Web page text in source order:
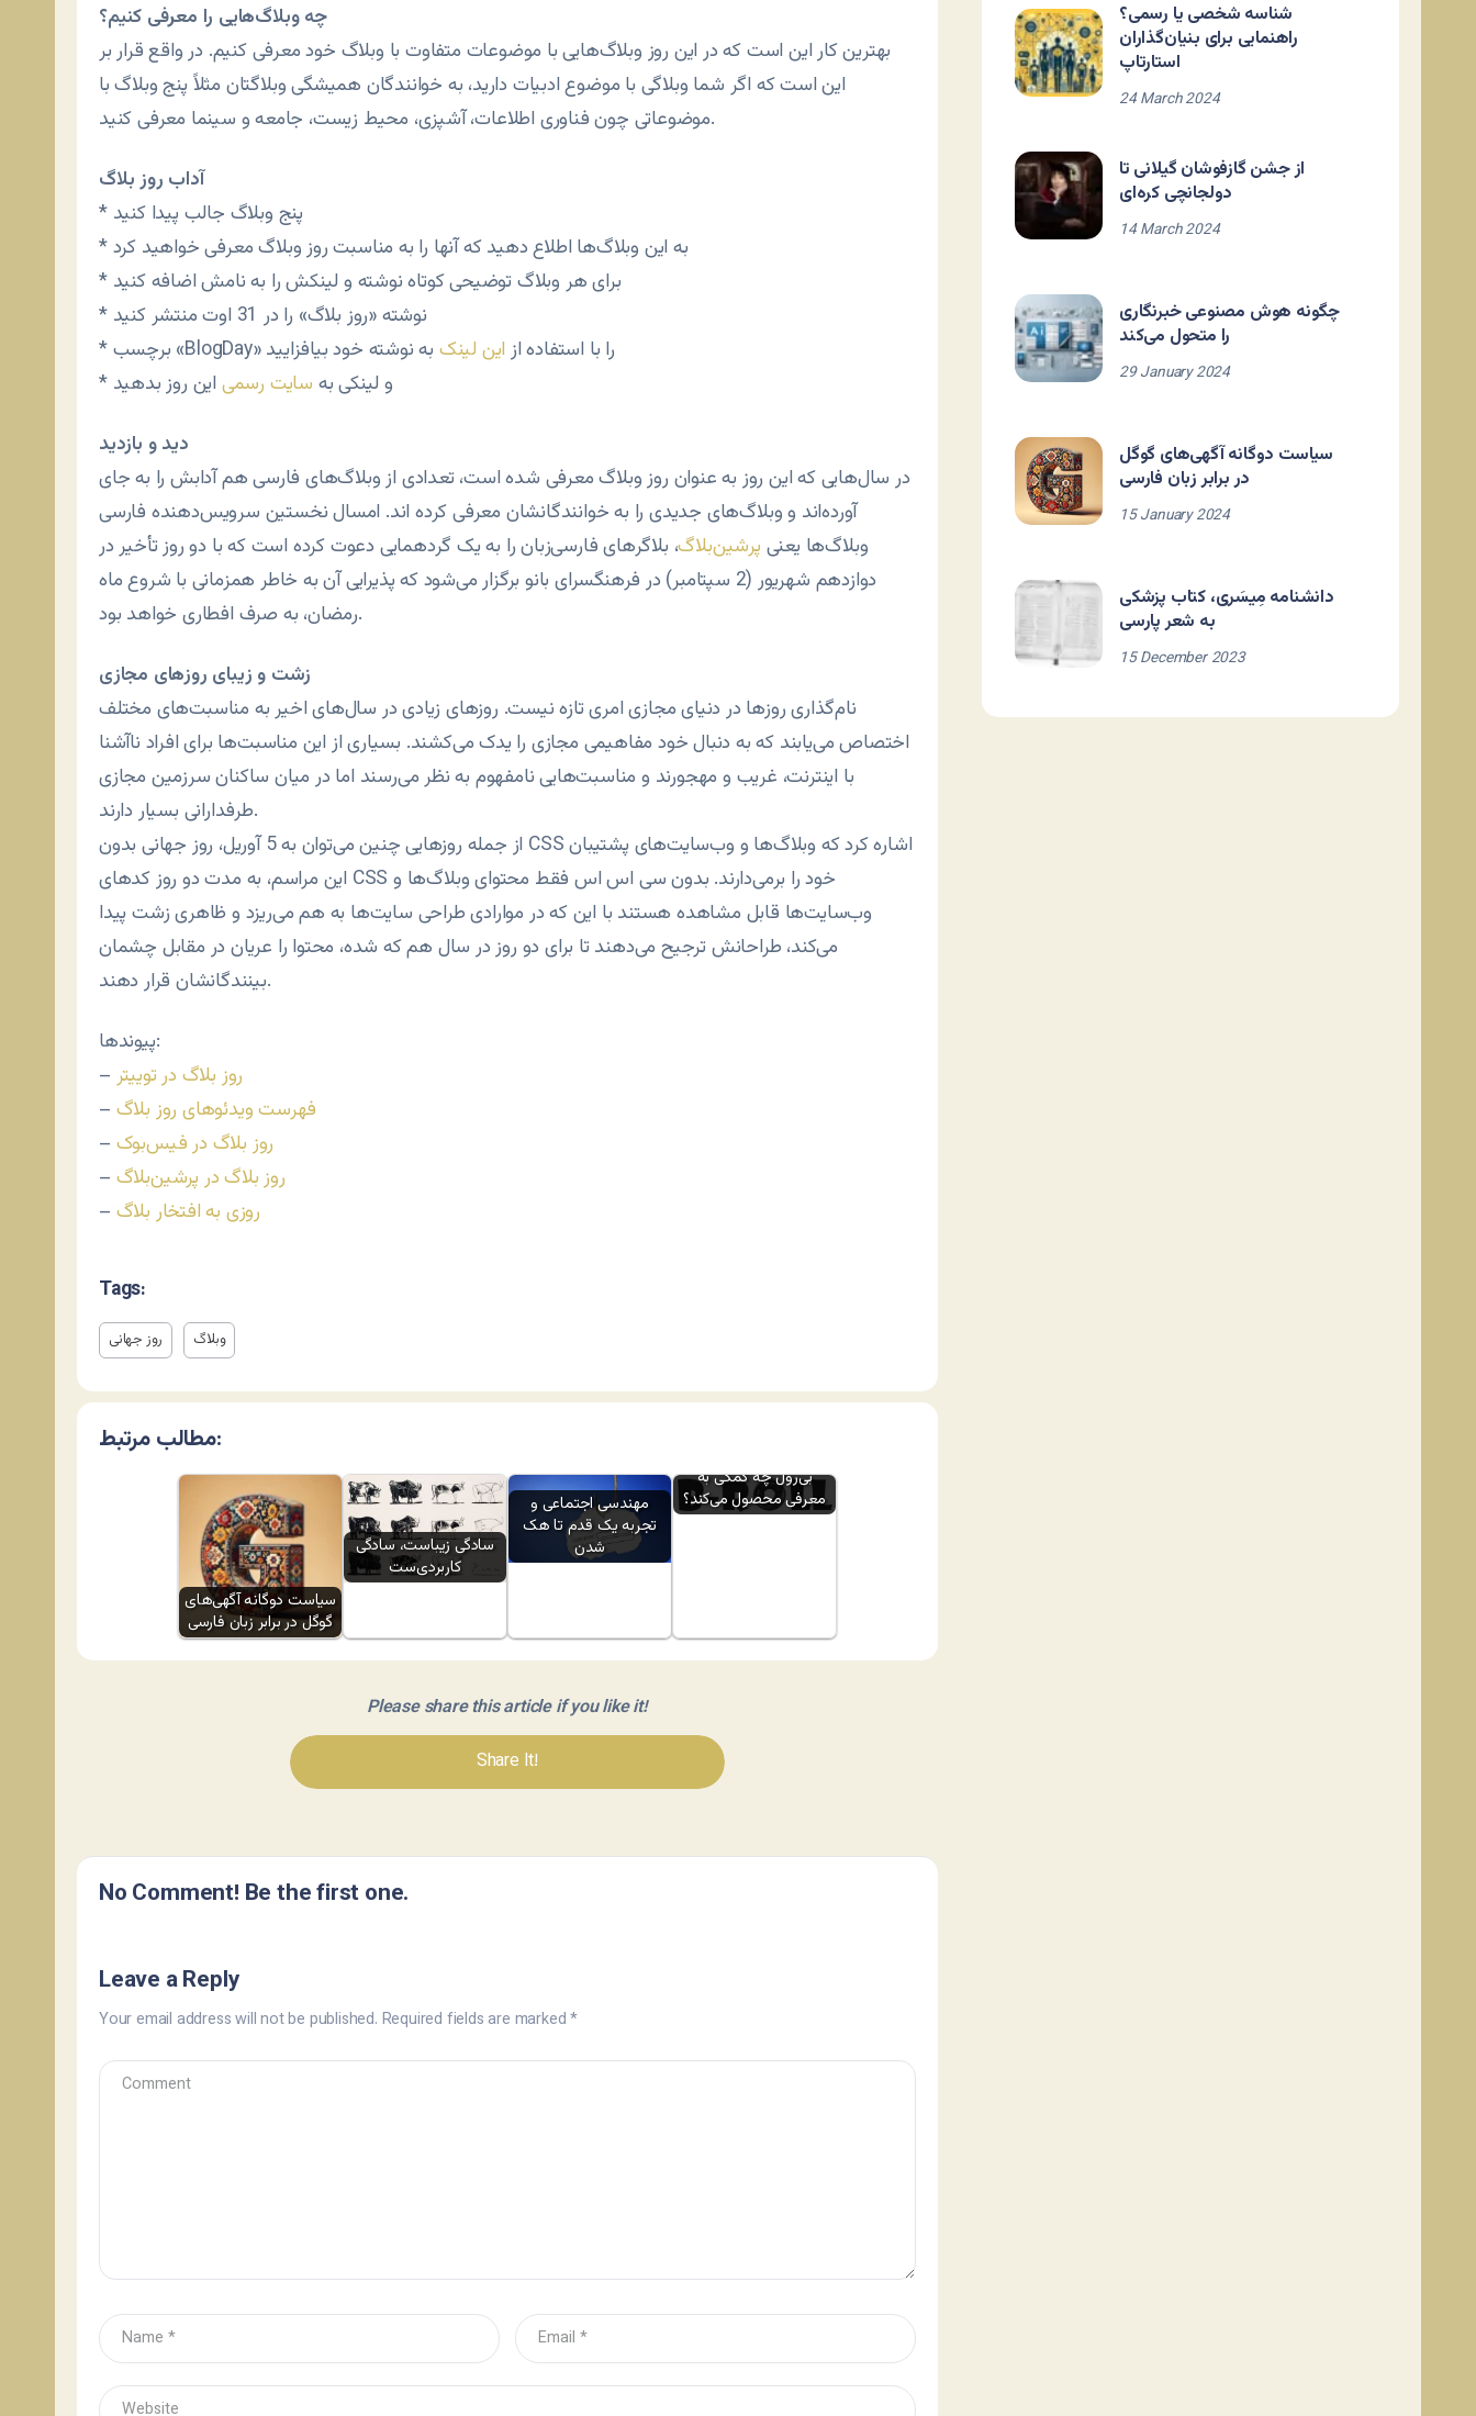
چه وبلاگ‌هایی را معرفی کنیم؟
بهترین کار این است که در این روز وبلاگ‌هایی با موضوعات متفاوت با وبلاگ خود معرفی کنیم. در واقع قرار بر
این است که اگر شما وبلاگی با موضوع ادبیات دارید، به خوانندگان همیشگی وبلاگتان مثلاً پنج وبلاگ با
موضوعاتی چون فناوری اطلاعات، آشپزی، محیط زیست، جامعه و سینما معرفی کنید.
آداب روز بلاگ
* پنج وبلاگ جالب پیدا کنید
* به این وبلاگ‌ها اطلاع دهید که آنها را به مناسبت روز وبلاگ معرفی خواهید کرد
* برای هر وبلاگ توضیحی کوتاه نوشته و لینکش را به نامش اضافه کنید
* نوشته «روز بلاگ» را در 31 اوت منتشر کنید
* برچسب «BlogDay» را با استفاده از این لینک به نوشته خود بیافزایید
* و لینکی به سایت رسمی این روز بدهید
دید و بازدید
در سال‌هایی که این روز به عنوان روز وبلاگ معرفی شده است، تعدادی از وبلاگ‌های فارسی هم آدابش را به جای
آورده‌اند و وبلاگ‌های جدیدی را به خوانندگانشان معرفی کرده اند. امسال نخستین سرویس‌دهنده فارسی
وبلاگ‌ها یعنی پرشین‌بلاگ، بلاگرهای فارسی‌زبان را به یک گردهمایی دعوت کرده است که با دو روز تأخیر در
دوازدهم شهریور (2 سپتامبر) در فرهنگسرای بانو برگزار می‌شود که پذیرایی آن به خاطر همزمانی با شروع ماه
رمضان، به صرف افطاری خواهد بود.
زشت و زیبای روزهای مجازی
نام‌گذاری روزها در دنیای مجازی امری تازه نیست. روزهای زیادی در سال‌های اخیر به مناسبت‌های مختلف
اختصاص می‌یابند که به دنبال خود مفاهیمی مجازی را یدک می‌کشند. بسیاری از این مناسبت‌ها برای افراد ناآشنا
با اینترنت، غریب و مهجورند و مناسبت‌هایی نامفهوم به نظر می‌رسند اما در میان ساکنان سرزمین مجازی
طرفدارانی بسیار دارند.
از جمله روزهایی چنین می‌توان به 5 آوریل، روز جهانی بدون CSS اشاره کرد که وبلاگ‌ها و وب‌سایت‌های پشتیبان
این مراسم، به مدت دو روز کدهای CSS خود را برمی‌دارند. بدون سی اس اس فقط محتوای وبلاگ‌ها و
وب‌سایت‌ها قابل مشاهده هستند با این که در موارادی طراحی سایت‌ها به هم می‌ریزد و ظاهری زشت پیدا
می‌کند، طراحانش ترجیح می‌دهند تا برای دو روز در سال هم که شده، محتوا را عریان در مقابل چشمان
بینندگانشان قرار دهند.
پیوندها:
– روز بلاگ در توییتر
– فهرست ویدئوهای روز بلاگ
– روز بلاگ در فیس‌بوک
– روز بلاگ در پرشین‌بلاگ
– روزی به افتخار بلاگ
Tags:
روز جهانی وبلاگ
مطالب مرتبط:
سیاست دوگانه آگهی‌های
گوگل در برابر زبان فارسی
سادگی زیباست، سادگی
کاربردی‌ست
مهندسی اجتماعی و
تجربه یک قدم تا هک
شدن
بی‌رول چه کمکی به
معرفی محصول می‌کند؟
Please share this article if you like it!
Share It!
No Comment! Be the first one.
Leave a Reply
Your email address will not be published. Required fields are marked*
شناسه شخصی یا رسمی؟
راهنمایی برای بنیان‌گذاران
استارتاپ
24 March 2024
از جشن گازفوشان گیلانی تا
دولجانچی کره‌ای
14 March 2024
چگونه هوش مصنوعی خبرنگاری
را متحول می‌کند
29 January 2024
سیاست دوگانه آگهی‌های گوگل
در برابر زبان فارسی
15 January 2024
دانشنامه مِیسَری، کتاب پزشکی
به شعر پارسی
15 December 2023